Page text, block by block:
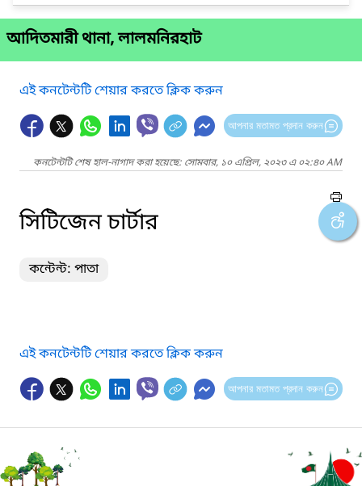
আদিতমারী থানা, লালমনিরহাট
এই কনটেন্টটি শেয়ার করতে ক্লিক করুন
আপনার মতামত প্রদান করুন
কনটেন্টটি শেষ হাল-নাগাদ করা হয়েছে: সোমবার, ১০ এপ্রিল, ২০২৩ এ ০২:৪০ AM
সিটিজেন চার্টার
কন্টেন্ট: পাতা
এই কনটেন্টটি শেয়ার করতে ক্লিক করুন
আপনার মতামত প্রদান করুন